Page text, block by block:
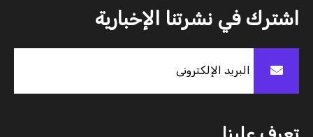
اشترك في نشرتنا الإخبارية